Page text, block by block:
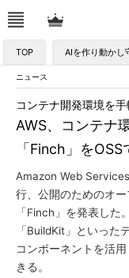
TOP AIを作り動かし
ニュース
AWS、コンテナ
「Finch」を
コンテナ開発環境を
Amazon Web
行、公開のためのオ
「Finch」を発表した
「BuildKit」といった
コンポーネントを活
きる。